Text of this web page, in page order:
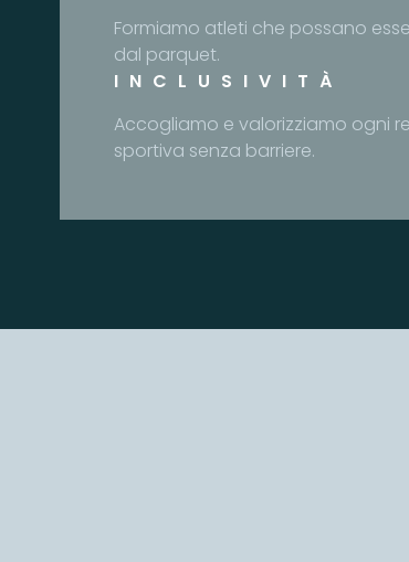
Formiamo atleti che possano
dal parquet.
INCLUSIVITÀ
Accogliamo e valorizziamo ogni
sportiva senza barriere.